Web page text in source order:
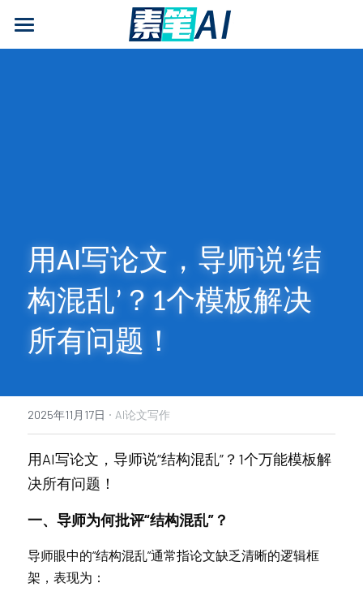
AI论文写作
AI知识专栏
免费福利
用AI写论文，导师说‘结
构混乱’？1个模板解决
所有问题！
2025年11月17日 · AI论文写作
用AI写论文，导师说“结构混乱”？1个万能模板解
决所有问题！
一、导师为何批评“结构混乱”？
导师眼中的“结构混乱”通常指论文缺乏清晰的逻辑框
架，表现为：